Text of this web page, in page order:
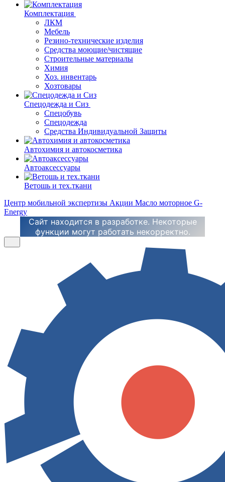
Комплектация
ЛКМ
Мебель
Резино-технические изделия
Средства моющие/чистящие
Строительные материалы
Химия
Хоз. инвентарь
Хозтовары
Спецодежда и Сиз
Спецобувь
Спецодежда
Средства Индивидуальной Защиты
Автохимия и автокосметика
Автоаксессуары
Ветошь и тех.ткани
Центр мобильной экспертизы Акции Масло моторное G-
Energy
Сайт находится в разработке. Некоторые
функции могут работать некорректно.